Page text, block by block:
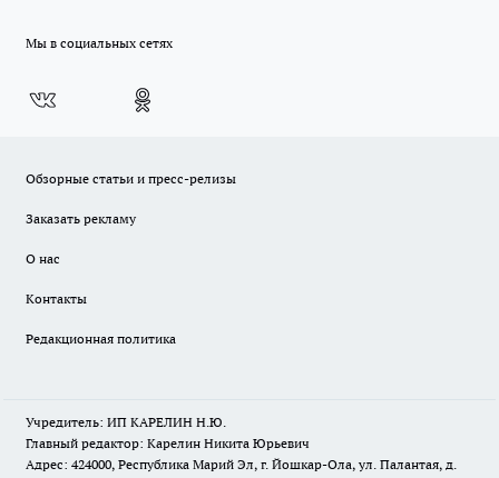
Мы в социальных сетях
Обзорные статьи и пресс-релизы
Заказать рекламу
О нас
Контакты
Редакционная политика
Учредитель: ИП КАРЕЛИН Н.Ю.
Главный редактор: Карелин Никита Юрьевич
Адрес: 424000, Республика Марий Эл, г. Йошкар-Ола, ул. Палантая, д.